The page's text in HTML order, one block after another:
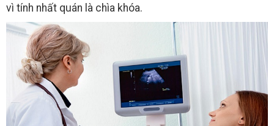
vì tính nhất quán là chìa khóa.